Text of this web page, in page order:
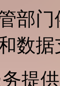
部
数
提